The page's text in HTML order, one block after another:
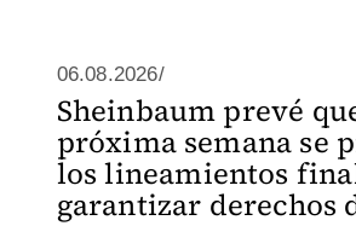
06.08.2026/
Sheinbaum prevé
próxima semana se
los lineamientos
garantizar derechos